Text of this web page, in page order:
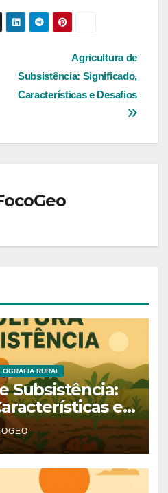
Agricultura de
Subsistência: Significado,
Características e Desafios
RURAL
Subsistência:
e